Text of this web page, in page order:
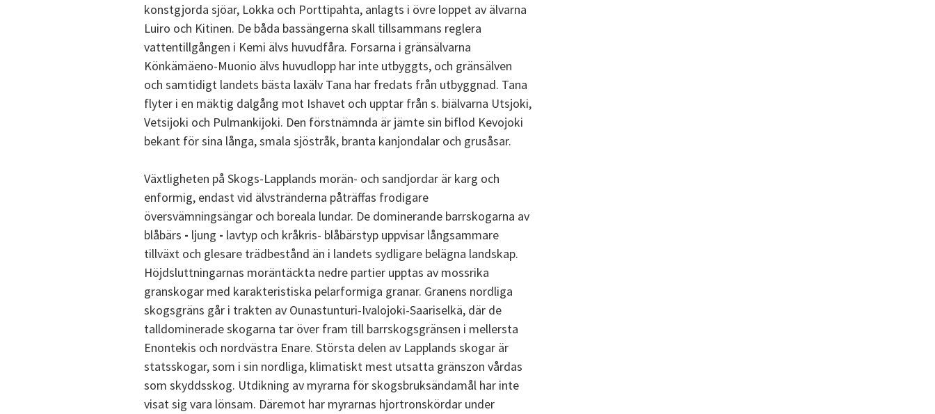
konstgjorda sjöar, Lokka och Porttipahta, anlagts i övre loppet av älvarna
Luiro och Kitinen. De båda bassängerna skall tillsammans reglera
vattentillgången i Kemi älvs huvudfåra. Forsarna i gränsälvarna
Könkämäeno-Muonio älvs huvudlopp har inte utbyggts, och gränsälven
och samtidigt landets bästa laxälv Tana har fredats från utbyggnad. Tana
flyter i en mäktig dalgång mot Ishavet och upptar från s. biälvarna Utsjoki,
Vetsijoki och Pulmankijoki. Den förstnämnda är jämte sin biflod Kevojoki
bekant för sina långa, smala sjöstråk, branta kanjondalar och grusåsar.
Växtligheten på Skogs-Lapplands morän- och sandjordar är karg och
enformig, endast vid älvstränderna påträffas frodigare
översvämningsängar och boreala lundar. De dominerande barrskogarna av
blåbärs - ljung - lavtyp och kråkris- blåbärstyp uppvisar långsammare
tillväxt och glesare trädbestånd än i landets sydligare belägna landskap.
Höjdsluttningarnas moräntäckta nedre partier upptas av mossrika
granskogar med karakteristiska pelarformiga granar. Granens nordliga
skogsgräns går i trakten av Ounastunturi-Ivalojoki-Saariselkä, där de
talldominerade skogarna tar över fram till barrskogsgränsen i mellersta
Enontekis och nordvästra Enare. Största delen av Lapplands skogar är
statsskogar, som i sin nordliga, klimatiskt mest utsatta gränszon vårdas
som skyddsskog. Utdikning av myrarna för skogsbruksändamål har inte
visat sig vara lönsam. Däremot har myrarnas hjortronskördar under